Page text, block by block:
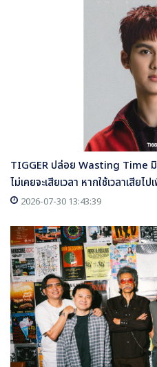
TIGGER ปล่อย Wasting Time
ไม่เคยจะเสียเวลา หากใช้เวลาเสียไป
2026-07-30 13:43:39